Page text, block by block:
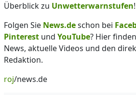
Überblick zu Unwetterwarnstufen!
Folgen Sie News.deschon bei
Pinterest und YouTube? Hier
News, aktuelle Videos und den
Redaktion.
roj/news.de